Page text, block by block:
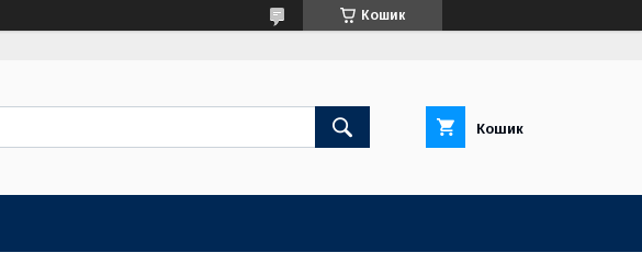
Кошик
Кошик